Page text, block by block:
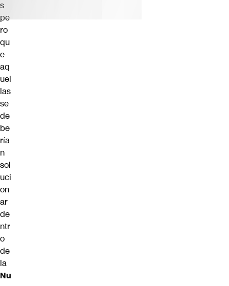
s
pe
ro
qu
e
aq
uel
las
se
de
be
ría
n
sol
uci
on
ar
de
ntr
o
de
la
Nu